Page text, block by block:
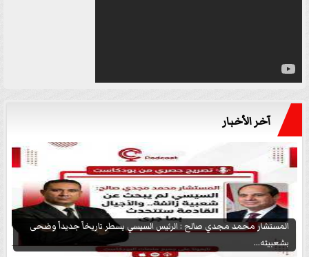
آخر الأخبار
المستشار محمد مجدي صالح : الرئيس السيسي يسطر تاريخاً جديداً وضحى
بشعبيته...